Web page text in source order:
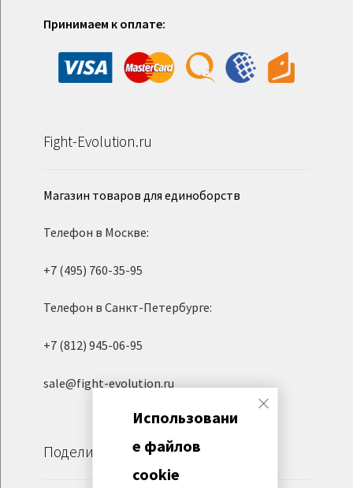
Принимаем к оплате:
Fight-Evolution.ru
Магазин товаров для единоборств
Телефон в Москве:
+7 (495) 760-35-95
Телефон в Санкт-Петербурге:
+7 (812) 945-06-95
sale@fight-evolution.ru
Поделиться
Использовани
е файлов
cookie